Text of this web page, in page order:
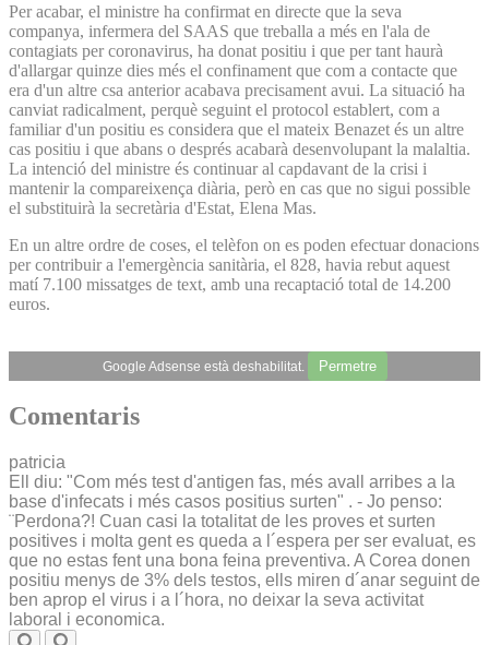
Per acabar, el ministre ha confirmat en directe que la seva
companya, infermera del SAAS que treballa a més en l'ala de
contagiats per coronavirus, ha donat positiu i que per tant haurà
d'allargar quinze dies més el confinament que com a contacte que
era d'un altre csa anterior acabava precisament avui. La situació ha
canviat radicalment, perquè seguint el protocol establert, com a
familiar d'un positiu es considera que el mateix Benazet és un altre
cas positiu i que abans o després acabarà desenvolupant la malaltia.
La intenció del ministre és continuar al capdavant de la crisi i
mantenir la compareixença diària, però en cas que no sigui possible
el substituirà la secretària d'Estat, Elena Mas.
En un altre ordre de coses, el telèfon on es poden efectuar donacions
per contribuir a l'emergència sanitària, el 828, havia rebut aquest
matí 7.100 missatges de text, amb una recaptació total de 14.200
euros.
Google Adsense està deshabilitat. Permetre
Comentaris
patricia
Ell diu: "Com més test d'antigen fas, més avall arribes a la
base d'infecats i més casos positius surten" . - Jo penso:
¨Perdona?! Cuan casi la totalitat de les proves et surten
positives i molta gent es queda a l´espera per ser evaluat, es
que no estas fent una bona feina preventiva. A Corea donen
positiu menys de 3% dels testos, ells miren d´anar seguint de
ben aprop el virus i a l´hora, no deixar la seva activitat
laboral i economica.